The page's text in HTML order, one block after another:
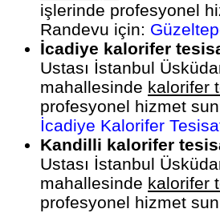
işlerinde profesyonel
Randevu için:
İcadiye kalorifer
Ustası İstanbul
mahallesinde kalorifer
profesyonel hizmet
İcadiye Kalorifer
Kandilli kalorifer
Ustası İstanbul
mahallesinde kalorifer
profesyonel hizmet